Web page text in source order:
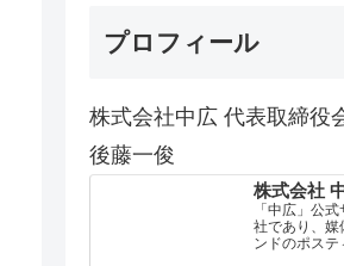
プロフィール
株式会社中広 代表取締役
後藤一俊
株式会社
「中広」公
社であり、媒
ンドのポステ